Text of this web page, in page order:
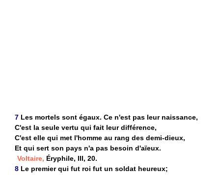
7 Les mortels sont égaux. Ce n'est pas leur naissance,
C'est la seule vertu qui fait leur différence,
C'est elle qui met l'homme au rang des demi-dieux,
Et qui sert son pays n'a pas besoin d'aïeux.
Voltaire, Éryphile, III, 20.
8 Le premier qui fut roi fut un soldat heureux;